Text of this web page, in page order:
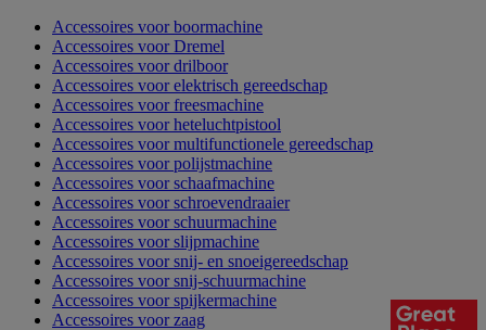
Accessoires voor boormachine
Accessoires voor Dremel
Accessoires voor drilboor
Accessoires voor elektrisch gereedschap
Accessoires voor freesmachine
Accessoires voor heteluchtpistool
Accessoires voor multifunctionele gereedschap
Accessoires voor polijstmachine
Accessoires voor schaafmachine
Accessoires voor schroevendraaier
Accessoires voor schuurmachine
Accessoires voor slijpmachine
Accessoires voor snij- en snoeigereedschap
Accessoires voor snij-schuurmachine
Accessoires voor spijkermachine
Accessoires voor zaag